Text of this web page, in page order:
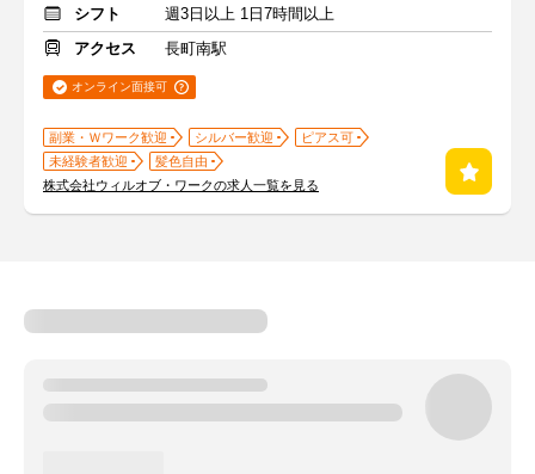
シフト
週3日以上 1日7時間以上
アクセス
長町南駅
オンライン面接可
副業・Ｗワーク歓迎 シルバー歓迎
ピアス可
未経験者歓迎
髪色自由
株式会社ウィルオブ・ワークの求人一覧を見る